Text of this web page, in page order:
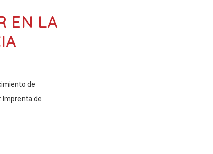
EN LA
de
Imprenta de